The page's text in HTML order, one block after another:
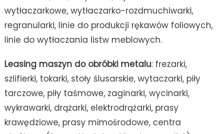
wytłaczarkowe, wytłaczarko-rozdmuchiwarki,
regranularki, linie do produkcji rękawów foliowych,
linie do wytłaczania listw meblowych.
Leasing maszyn do obróbki metalu: frezarki,
szlifierki, tokarki, stoły ślusarskie, wytaczarki, piły
tarczowe, piły taśmowe, zaginarki, wycinarki,
wykrawarki, drążarki, elektrodrążarki, prasy
krawędziowe, prasy mimośrodowe, centra